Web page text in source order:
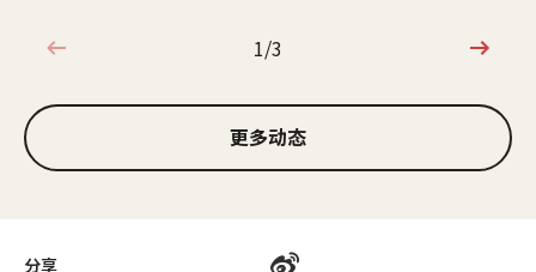
分享
1/3
1/3
更多动态